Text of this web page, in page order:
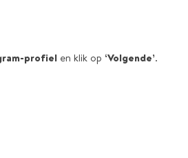
profielen klik op ‘Volgende’.